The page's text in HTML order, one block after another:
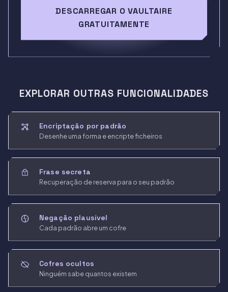
DESCARREGAR O VAULTAIRE
GRATUITAMENTE
EXPLORAR OUTRAS FUNCIONALIDADES
Encriptação por padrão
Desenhe uma forma e encripte ficheiros
Frase secreta
Recuperação de reserva para o seu padrão
Negação plausível
Cada padrão abre um cofre
Cofres ocultos
Ninguém sabe quantos existem